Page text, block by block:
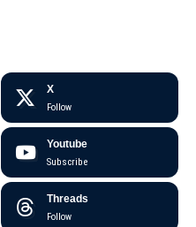
X
Follow
Youtube
Subscribe
Threads
Follow